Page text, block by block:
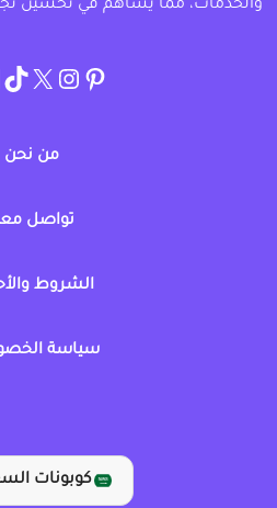
والخدمات، مما يساهم في تحسين
pinterest
من نحن
تواصل
الشروط
سياسة
كوبونات